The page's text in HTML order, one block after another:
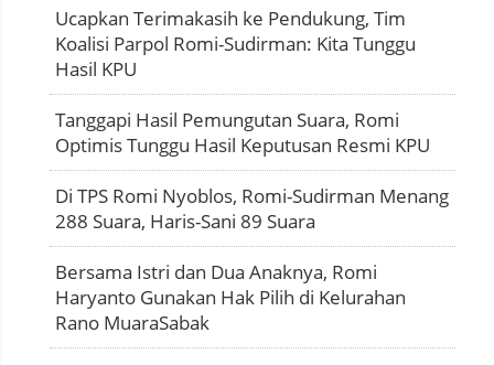
Ucapkan Terimakasih ke Pendukung, Tim
Koalisi Parpol Romi-Sudirman: Kita Tunggu
Hasil KPU
Tanggapi Hasil Pemungutan Suara, Romi
Optimis Tunggu Hasil Keputusan Resmi KPU
Di TPS Romi Nyoblos, Romi-Sudirman Menang
288 Suara, Haris-Sani 89 Suara
Bersama Istri dan Dua Anaknya, Romi
Haryanto Gunakan Hak Pilih di Kelurahan
Rano MuaraSabak